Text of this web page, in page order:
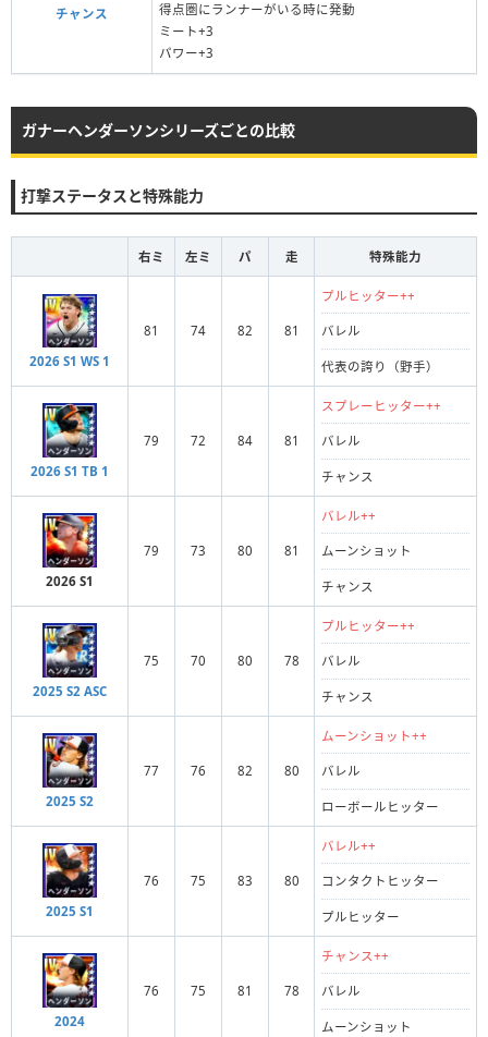
チャンス
得点圏にランナーがいる時に発動
ミート+3
パワー+3
ガナーヘンダーソンシリーズごとの比較
打撃ステータスと特殊能力
右ミ 左ミ パ 走 特殊能力
2026 S1 WS 1
81 74 82 81
プルヒッター++
バレル
代表の誇り（野手）
2026 S1 TB 1
79 72 84 81
スプレーヒッター++
バレル
チャンス
2026 S1
79 73 80 81
バレル++
ムーンショット
チャンス
2025 S2 ASC
75 70 80 78
プルヒッター++
バレル
チャンス
2025 S2
77 76 82 80
ムーンショット++
バレル
ローボールヒッター
2025 S1
76 75 83 80
バレル++
コンタクトヒッター
プルヒッター
2024
76 75 81 78
チャンス++
バレル
ムーンショット